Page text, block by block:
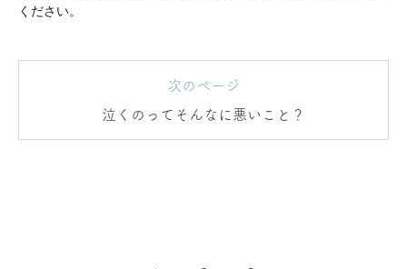
ください。
次のページ
泣くのってそんなに悪いこと？